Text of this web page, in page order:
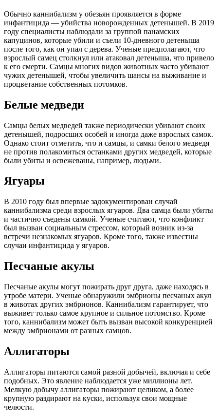
Обычно каннибализм у обезьян проявляется в форме
инфантицида — убийства новорожденных детенышей. В 2019
году специалисты наблюдали за группой панамских
капуцинов, которые убили и съели 10-дневного детеныша
после того, как он упал с дерева. Ученые предполагают, что
взрослый самец столкнул или атаковал детеныша, что привело
к его смерти. Самцы многих видов животных часто убивают
чужих детенышей, чтобы увеличить шансы на выживание и
процветание собственных потомков.
Белые медведи
Самцы белых медведей также периодически убивают своих
детенышей, подросших особей и иногда даже взрослых самок.
Однако стоит отметить, что и самцы, и самки белого медведя
не против полакомиться останками других медведей, которые
были убиты и освежеваны, например, людьми.
Ягуары
В 2010 году был впервые задокументирован случай
каннибализма среди взрослых ягуаров. Два самца были убиты
и частично съедены самкой. Ученые считают, что конфликт
был вызван социальным стрессом, который возник из-за
встречи незнакомых ягуаров. Кроме того, также известны
случаи инфантицида у ягуаров.
Песчаные акулы
Песчаные акулы могут пожирать друг друга, даже находясь в
утробе матери. Ученые обнаружили эмбрионы песчаных акул
в животах других эмбрионов. Каннибализм гарантирует, что
выживет только самое крупное и сильное потомство. Кроме
того, каннибализм может быть вызван высокой конкуренцией
между эмбрионами от разных самцов.
Аллигаторы
Аллигаторы питаются самой разной добычей, включая и себе
подобных. Это явление наблюдается уже миллионы лет.
Мелкую добычу аллигаторы пожирают целиком, а более
крупную раздирают на куски, используя свои мощные
челюсти.